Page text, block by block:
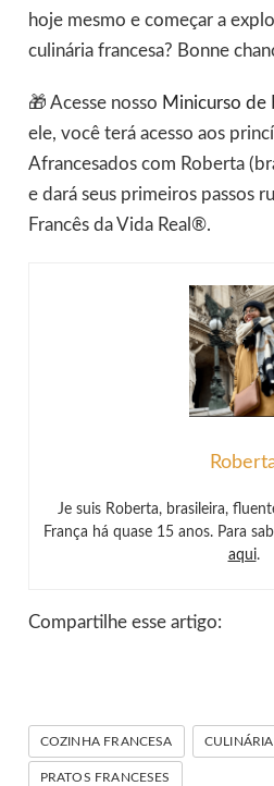
hoje mesmo e começar a
culinária francesa? Bonne
🎁 Acesse nosso Minicurso de
ele, você terá acesso aos
Afrancesados com Roberta
e dará seus primeiros passos
Francês da Vida Real®.
Je suis Roberta, brasileira,
França há quase 15 anos. Para
aqui.
Compartilhe esse artigo:
COZINHA FRANCESA
PRATOS FRANCESES